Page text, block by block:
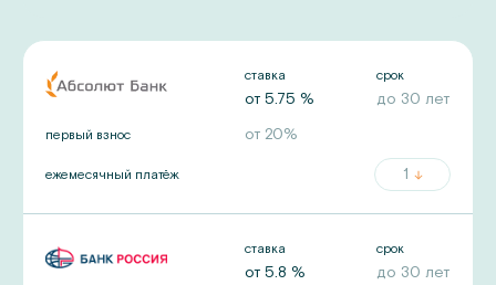
ставка
от 5.75 %
срок
до 30 лет
первый взнос от 20%
ежемесячный платёж 1
ставка
от 5.8 %
срок
до 30 лет